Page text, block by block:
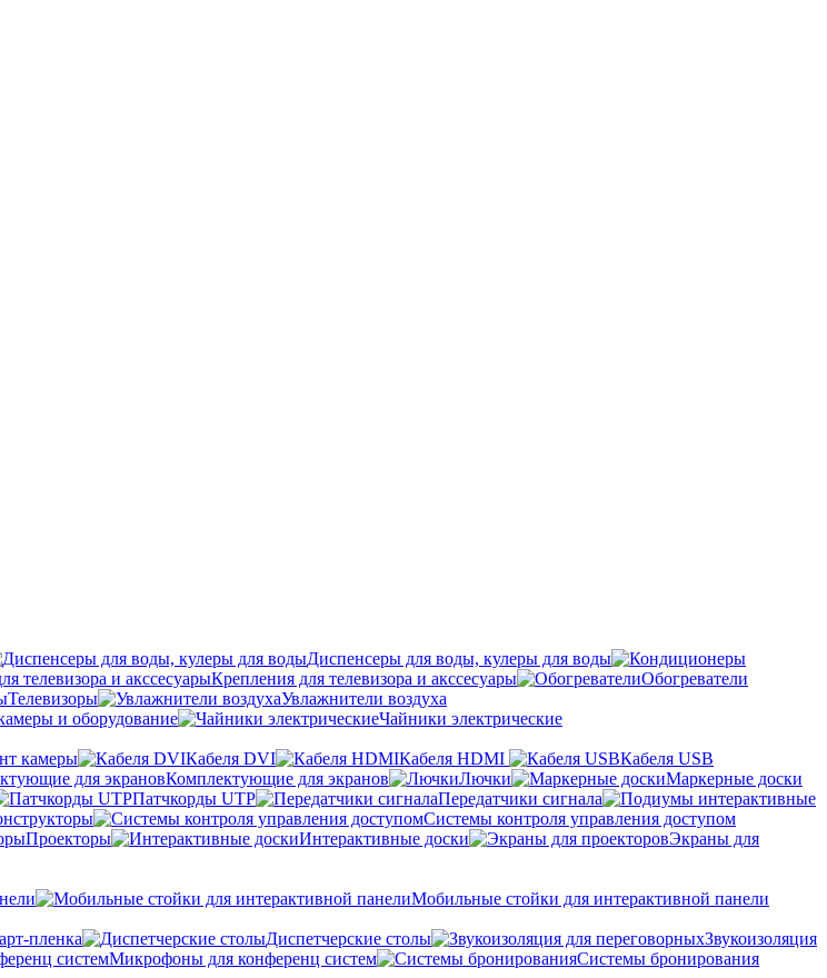
Диспенсеры для воды, кулеры для воды
Крепления для телевизора и акссесуары
Обогреватели
Телевизоры
Увлажнители воздуха
и оборудование
Чайники электрические
камеры Кабеля DVI Кабеля HDMI
Кабеля USB
Комплектующие для экранов Лючки
Маркерные доски
Патчкорды UTP
Передатчики сигнала
Системы контроля управления доступом
Проекторы Интерактивные доски
Экраны для
Мобильные стойки для интерактивной панели
пленка Диспетчерские столы
Звукоизоляция
Микрофоны для конференц систем
Системы бронирования